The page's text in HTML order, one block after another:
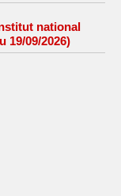
national
19/09/2026)